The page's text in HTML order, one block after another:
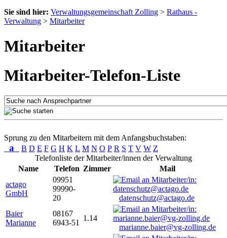
Sie sind hier: Verwaltungsgemeinschaft Zolling > Rathaus -
Verwaltung > Mitarbeiter
Mitarbeiter
Mitarbeiter-Telefon-Liste
Sprung zu den Mitarbeitern mit dem Anfangsbuchstaben:
a B D E F G H K L M N O P R S T V W Z
Telefonliste der Mitarbeiter/innen der Verwaltung
Name
Telefon Zimmer
Mail
actago
GmbH
09951
99990-
20
datenschutz@actago.de
Baier
Marianne
08167
6943-51
1.14
marianne.baier@vg-zolling.de